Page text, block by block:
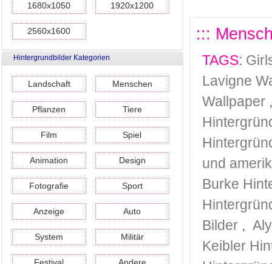
1680x1050 1920x1200
2560x1600
Hintergrundbilder Kategorien
Landschaft Menschen
Pflanzen Tiere
Film Spiel
Animation Design
Fotografie Sport
Anzeige Auto
System Militär
:::
TAGS:
Lavigne
Wallpaper
und
Burke
Bilder ,
Keibler